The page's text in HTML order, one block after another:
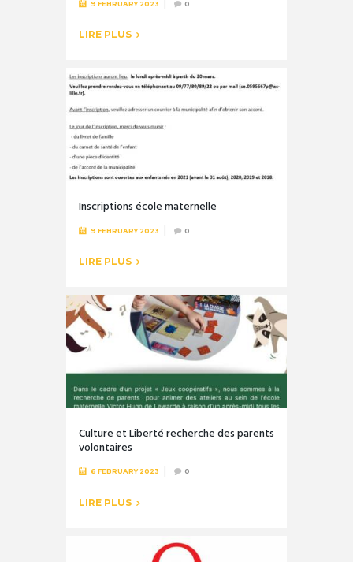
9 FEBRUARY 2023 0
LIRE PLUS
Inscriptions école maternelle
9 FEBRUARY 2023 0
LIRE PLUS
Culture et Liberté recherche des parents
volontaires
6 FEBRUARY 2023 0
LIRE PLUS